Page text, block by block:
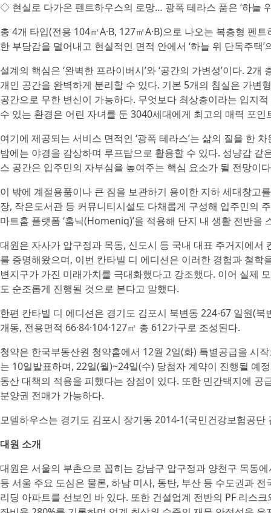
◇ 현실로 다가온 펜트하우스의 로망… 광폭 테라스 품은 ‘하늘
총 4개 타입(전용 104㎡A·B, 127㎡A·B)으로 나오는 복층형 펜
한 부담감을 덜어내고 현실적인 면적 안에서 ‘하늘 위 단독주택
설계의 핵심은 ‘완벽한 프라이버시’와 ‘공간의 가변성’이다. 2
개인 공간을 완벽하게 분리할 수 있다. 기본 5개의 침실은 가변
공간으로 무한 변신이 가능하다. 무엇보다 최상층이라는 입지
수 있는 환경은 어린 자녀를 둔 3040세대에게 최고의 매력 포인
여기에 제공되는 서비스 면적인 ‘광폭 테라스’는 삶의 질을 한
밤에는 야경을 감상하며 루프탑으로 활용할 수 있다. 성냥갑
스 공간은 입주민의 자부심을 높여주는 핵심 요소가 될 전망이
이 밖에 계절용품이나 큰 짐을 보관하기 용이한 지하 세대창고
장, 작은도서관 등 커뮤니티시설도 다채롭게 구성해 입주민의
마트홈 플랫폼 ‘홈닉(Homeniq)’을 적용해 단지 내 생활 전반을
대원은 자사가 압구정과 목동, 신도시 등 국내 대표 주거지에서
를 증명해왔으며, 이번 칸타빌 디 에디션은 이러한 경험과 철
변지구가 가진 미래가치를 극대화했다고 강조했다. 이어 실제
도 순조롭게 진행될 것으로 본다고 말했다.
한편 칸타빌 디 에디션은 경기도 김포시 북변동 224-67 일원(
개동, 전용면적 66·84·104·127㎡ 총 612가구로 조성된다.
청약은 한국부동산원 청약홈에서 12월 2일(화) 특별공급을 시
는 10일발표하며, 22일(월)~24일(수) 당첨자 계약이 진행될 예
동산 대책의 적용을 피했다는 장점이 있다. 또한 민간택지에
분양권 전매가 가능하다.
모델하우스는 경기도 김포시 장기동 2014-1(국민건강보험공단
대원 소개
대원은 서울의 부촌으로 꼽히는 강남구 압구정과 양천구 목동
등 서울 주요 도심은 물론, 하남 미사, 동탄, 부산 등 수도권과
리딩 아파트를 선보인 바 있다. 또한 건설업계 전반의 PF 리스